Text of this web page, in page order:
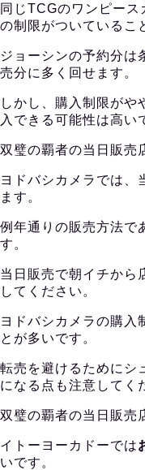
同じTCGのワンピース
の制限がついているこ
ジョーシンの予約分は
売分に多く回せます。
しかし、購入制限がや
入できる可能性は高い
双璧の覇者の当日販売
ヨドバシカメラでは、
ます。
例年通りの販売方法で
す。
当日販売で朝イチから
してください。
ヨドバシカメラの購入
とが多いです。
転売を避けるためにシ
になる点も注意してく
双璧の覇者の当日販売
イトーヨーカドーでは
いです。